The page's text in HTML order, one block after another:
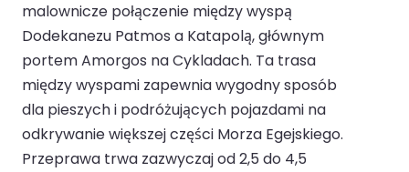
malownicze połączenie między wyspą
Dodekanezu Patmos a Katapolą, głównym
portem Amorgos na Cykladach. Ta trasa
między wyspami zapewnia wygodny sposób
dla pieszych i podróżujących pojazdami na
odkrywanie większej części Morza Egejskiego.
Przeprawa trwa zazwyczaj od 2,5 do 4,5